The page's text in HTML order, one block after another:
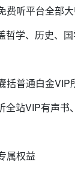
费听平台全部
哲学、历史、
括普通白金VIP
全站VIP有声书
属权益